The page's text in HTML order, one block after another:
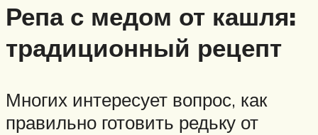
Репа с медом от кашля:
традиционный рецепт
Многих интересует вопрос, как
правильно готовить редьку от